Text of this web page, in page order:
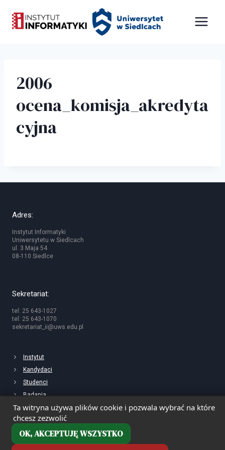
Panel zarządzania plikami cookies
Ta witryna używa plików cookie i pozwala wybrać na które
chcesz zezwolić
OK, AKCEPTUJĘ WSZYSTKO
treści
2006
ocena_komisja_akredyta
cyjna
Adres:
Instytut Informatyki
Uniwersytetu w Siedlcach
ul. 3 Maja 54
08-110 Siedlce
Sekretariat:
tel: 25 643-1027
tel: 25 643-1070
sekretariat_ii@uws.edu.pl
Instytut
Kandydaci
Studenci
Badania